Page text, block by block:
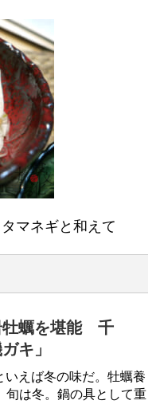
マネギと和えて
牡蠣を堪能 千
キ」
えば冬の味だ。牡蠣養
旬は冬。鍋の具として重